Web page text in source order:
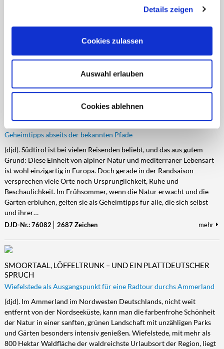
Details zeigen
Cookies zulassen
Auswahl erlauben
Cookies ablehnen
wie zu kaum einer anderen Region. Der Himmel mit oft bizarren
Wolkenformationen spannt sich über die flache Landschaft, der Wind
beruhigend und erholsam, weil Hektik gegen die Weite keine Chance
hat. Ein kurzes, herzliches „Moin“ reicht völlig aus, um überall und…
EIN SANFTER FRÜHSOMMER IN SÜDTIROL
Geheimtipps abseits der bekannten Pfade
(djd). Südtirol ist bei vielen Reisenden beliebt, und das aus gutem
Grund: Diese Einheit von alpiner Natur und mediterraner Lebensart
ist wohl einzigartig in Europa. Doch gerade in der Randsaison
versprechen viele Orte noch Ursprünglichkeit, Ruhe und
Beschaulichkeit. Im Frühsommer, wenn die Natur erwacht und die
Gärten erblühen, gelten sie als Geheimtipps für alle, die sich selbst
und ihrer…
DJD-Nr.: 76082 2687 Zeichen mehr
SMOORTAAL, LÖFFELTRUNK – UND EIN PLATTDEUTSCHER
SPRUCH
Wiefelstede als Ausgangspunkt für eine Radtour durchs Ammerland
(djd). Im Ammerland im Nordwesten Deutschlands, nicht weit
entfernt von der Nordseeküste, kann man die farbenfrohe Schönheit
der Natur in einer sanften, grünen Landschaft mit unzähligen Parks
und Gärten besonders intensiv genießen. Wiefelstede, mit mehr als
800 Hektar Waldfläche der waldreichste Urlaubsort der Region, liegt